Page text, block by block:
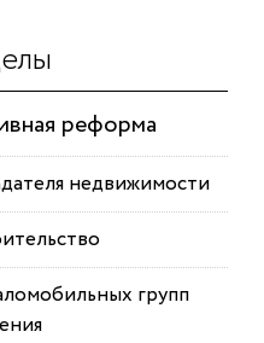
реформа
недвижимости
групп